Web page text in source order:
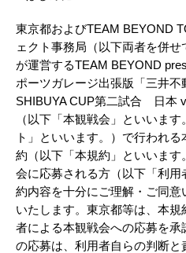
東京都およびTEAM BEYOND
ェクト事務局（以下両者を併せ
が運営するTEAM BEYOND
ポーツガレージ出張版「三井不
SHIBUYA CUP第二試合 日本
（以下「本観戦会」といいま
ト」といいます。）で行われ
約（以下「本規約」といいま
会に応募される方（以下「利
約内容を十分にご理解・ご同意
いたします。東京都等は、本
者による本観戦会への応募を
の応募は、利用者自らの判断と